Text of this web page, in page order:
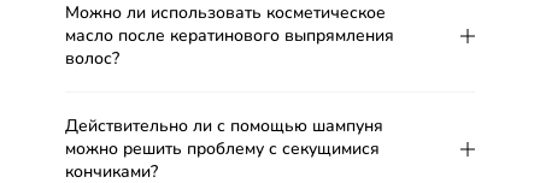
Можно ли использовать косметическое
масло после кератинового выпрямления
волос?
Действительно ли с помощью шампуня
можно решить проблему с секущимися
кончиками?